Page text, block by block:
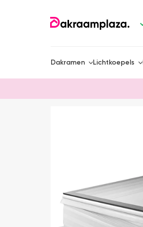
Dakramen Lichtkoepels